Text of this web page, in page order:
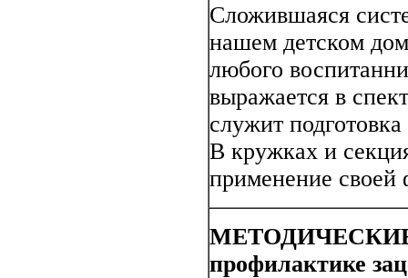
Сложившаяся
нашем детском
любого
выражается в
служит
В кружках и
применение своей
профилактике